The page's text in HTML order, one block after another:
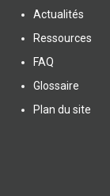
Actualités
Ressources
FAQ
Glossaire
Plan du site